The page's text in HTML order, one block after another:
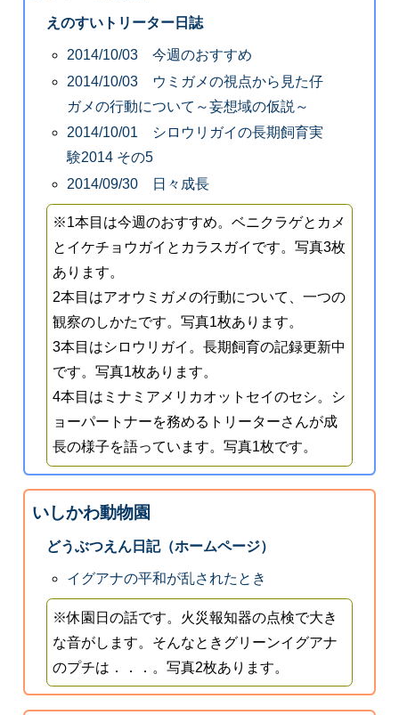
えのすいトリーター日誌
2014/10/03 今週のおすすめ
2014/10/03 ウミガメの視点から見た仔
ガメの行動について～妄想域の仮説～
2014/10/01 シロウリガイの長期飼育実
験2014 その5
2014/09/30 日々成長
※1本目は今週のおすすめ。ベニクラゲとカメ
とイケチョウガイとカラスガイです。写真3枚
あります。
2本目はアオウミガメの行動について、一つの
観察のしかたです。写真1枚あります。
3本目はシロウリガイ。長期飼育の記録更新中
です。写真1枚あります。
4本目はミナミアメリカオットセイのセシ。シ
ョーパートナーを務めるトリーターさんが成
長の様子を語っています。写真1枚です。
いしかわ動物園
どうぶつえん日記（ホームページ）
イグアナの平和が乱されたとき
※休園日の話です。火災報知器の点検で大き
な音がします。そんなときグリーンイグアナ
のプチは．．．。写真2枚あります。